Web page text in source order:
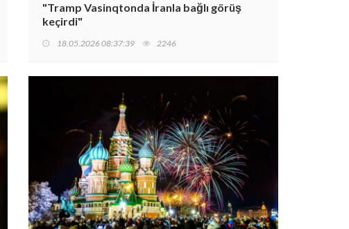
"Tramp Vasinqtonda İranla bağlı görüş
keçirdi"
18.05.2026 08:37:39 2246